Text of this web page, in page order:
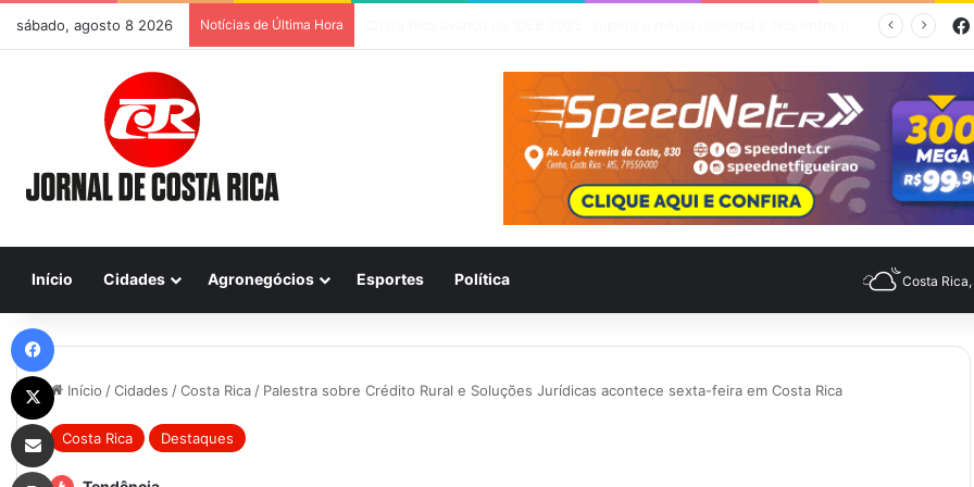
sábado, agosto 8 2026 Notícias de Última Hora
Início Cidades Agronegócios Esportes Política Costa Rica,
Início /Cidades /Costa Rica / Palestra sobre Crédito Rural e Soluções Jurídicas acontece sexta-feira em Costa Rica
Costa Rica Destaques
Compartilhar via e-mail